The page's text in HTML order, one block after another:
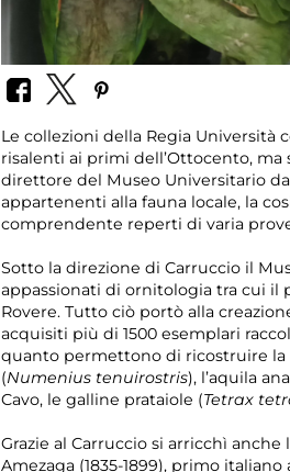
Le collezioni della Regia Università
risalenti ai primi dell’Ottocento, ma
direttore del Museo Universitario
appartenenti alla fauna locale, la
comprendente reperti di varia
Sotto la direzione di Carruccio il
appassionati di ornitologia tra cui il
Rovere. Tutto ciò portò alla
acquisiti più di 1500 esemplari
quanto permettono di ricostruire la
(Numenius tenuirostris), l’aquila
Cavo, le galline prataiole (Tetrax
Grazie al Carruccio si arricchì
Amezaga (1835-1899), primo